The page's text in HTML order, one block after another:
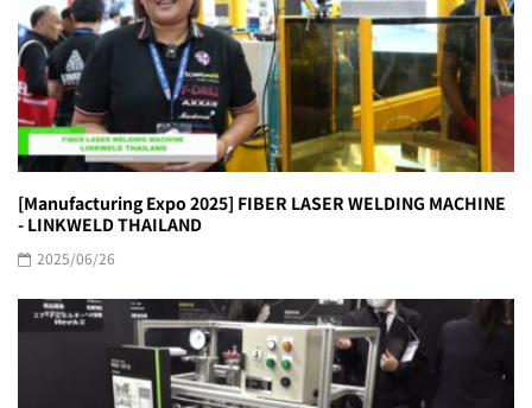
[Manufacturing Expo 2025] FIBER LASER WELDING MACHINE
- LINKWELD THAILAND
2025/06/26